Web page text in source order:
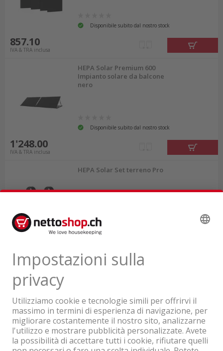
Disponibile subito dal nostro stock
857.10
IVA & TRA inclusa
HEPA Solar Premium 600
Impianto solare da balcone
nero
Disponibile subito dal nostro stock
1'248.00
IVA & TRA inclusa
HEPA Solar Set terreno Pro
Disponibile subito dal centro
logistico
IVA & TRA inclusa
Un'azienda del Gruppo Coop